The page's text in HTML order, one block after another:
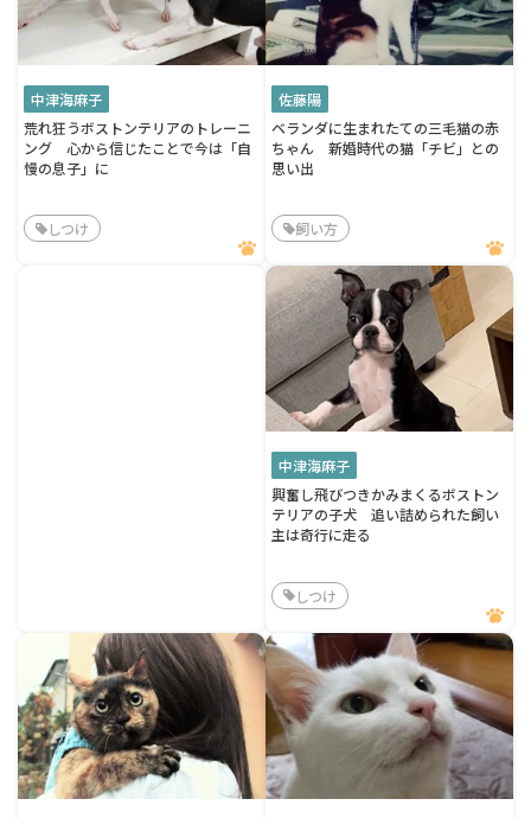
中津海麻子
荒れ狂うボストンテリアのトレーニ
ング 心から信じたことで今は「自
慢の息子」に
しつけ
佐藤陽
ベランダに生まれたての三毛猫の赤
ちゃん 新婚時代の猫「チビ」との
思い出
飼い方
中津海麻子
興奮し飛びつきかみまくるボストン
テリアの子犬 追い詰められた飼い
主は奇行に走る
しつけ